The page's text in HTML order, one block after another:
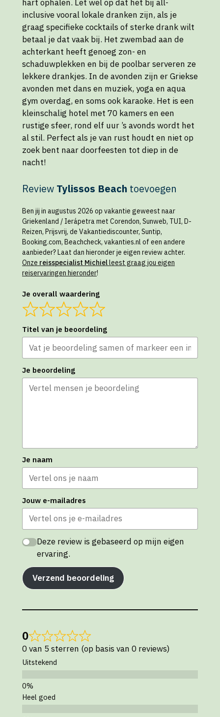
hart ophalen. Let wel op dat het bij all-
inclusive vooral lokale dranken zijn, als je
graag specifieke cocktails of sterke drank wilt
betaal je dat vaak bij. Het zwembad aan de
achterkant heeft genoeg zon- en
schaduwplekken en bij de poolbar serveren ze
lekkere drankjes. In de avonden zijn er Griekse
avonden met dans en muziek, yoga en aqua
gym overdag, en soms ook karaoke. Het is een
kleinschalig hotel met 70 kamers en een
rustige sfeer, rond elf uur ’s avonds wordt het
al stil. Perfect als je van rust houdt en niet op
zoek bent naar doorfeesten tot diep in de
nacht!
Review Tylissos Beach toevoegen
Ben jij in augustus 2026 op vakantie geweest naar
Griekenland / Ierápetra met Corendon, Sunweb, TUI, D-
Reizen, Prijsvrij, de Vakantiediscounter, Suntip,
Booking.com, Beachcheck, vakanties.nl of een andere
aanbieder? Laat dan hieronder je eigen review achter.
Onze reisspecialist Michielleest graag jou eigen
reiservaringen hieronder!
Je overall waardering
Titel van je beoordeling
Je beoordeling
Je naam
Jouw e-mailadres
Deze review is gebaseerd op mijn eigen
ervaring.
Verzend beoordeling
0
0 van 5 sterren (op basis van 0 reviews)
Uitstekend
Heel goed